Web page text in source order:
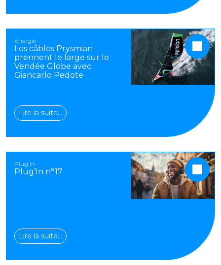
Energie
Les câbles Prysmian
prennent le large sur le
Vendée Globe avec
Giancarlo Pedote
Lire la suite…
Plug'in
Plug’In n°17
Lire la suite…